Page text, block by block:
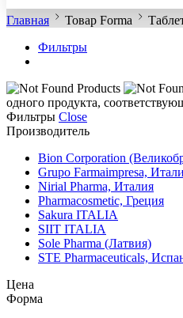
Главная Товар Forma
Фильтры
одного продукта,
Фильтры Close
Производитель
Bion Corporation
Grupo Farmaimpresa,
Nirial Pharma, Италия
Pharmacosmetic, Греция
Sakura ITALIA
SIIT ITALIA
Sole Pharma (Латвия)
STE Pharmaceuticals,
Цена
Форма